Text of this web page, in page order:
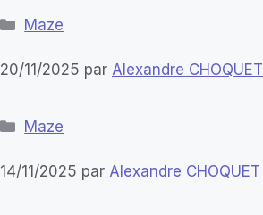
Catégories
Maze
20/11/2025 par Alexandre CHOQUET
Catégories
Maze
14/11/2025 par Alexandre CHOQUET